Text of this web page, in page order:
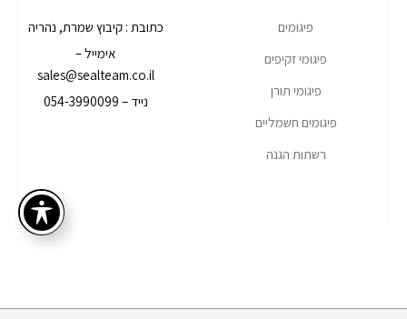
פיגומים
פיגומי זקיפים
פיגומי תורן
פיגומים חשמליים
רשתות הגנה
כתובת : קיבוץ שמרת, נהריה
אימייל –
sales@sealteam.co.il
נייד – 054-3990099